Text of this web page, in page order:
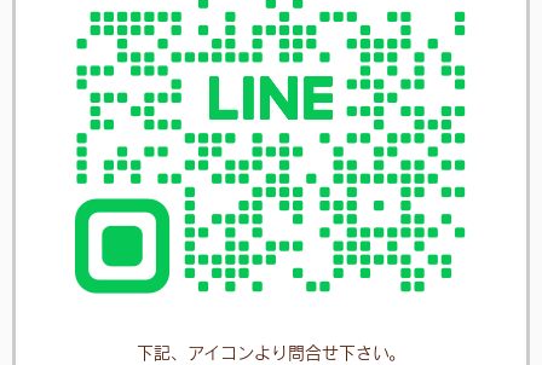
下記、アイコンより問合せ下さい。